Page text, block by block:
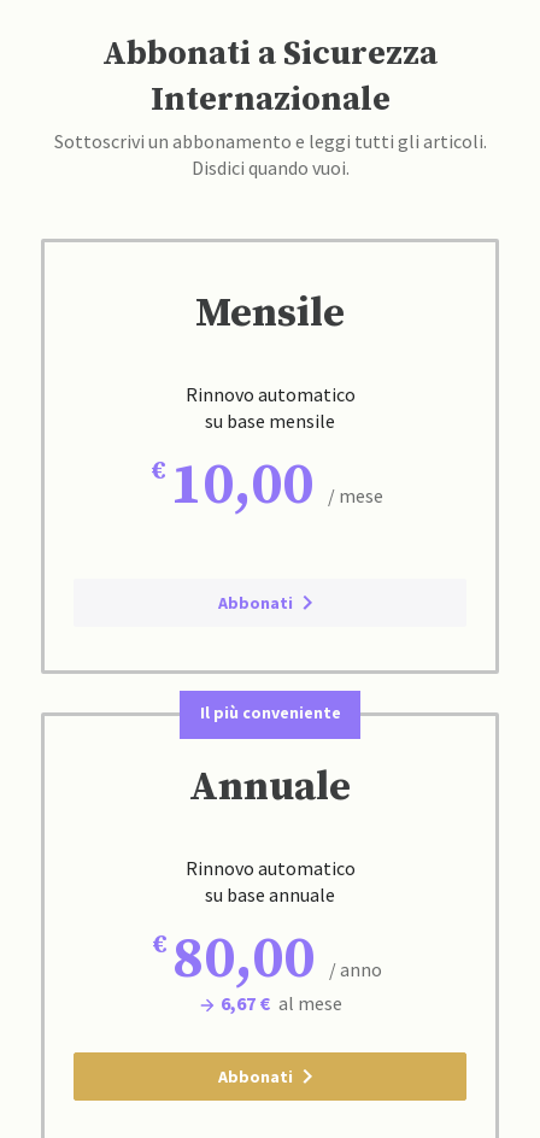
Abbonati a Sicurezza
Internazionale
Sottoscrivi un abbonamento e leggi tutti gli articoli.
Disdici quando vuoi.
Mensile
Rinnovo automatico
su base mensile
10,00 / mese
Abbonati
Il più conveniente
Annuale
Rinnovo automatico
su base annuale
80,00
/ anno
6,67 € al mese
Abbonati